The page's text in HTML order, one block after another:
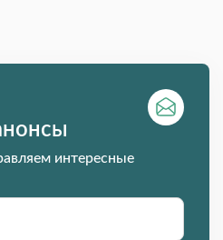
интересные